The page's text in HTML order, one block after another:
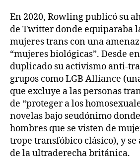
En 2020, Rowling publicó su
de Twitter donde equiparaba
mujeres trans con una
“mujeres biológicas”. Desde
duplicado su activismo anti-
grupos como LGB Alliance
que excluye a las personas
de “proteger a los
novelas bajo seudónimo
hombres que se visten de
trope transfóbico clásico), y
de la ultraderecha británica.